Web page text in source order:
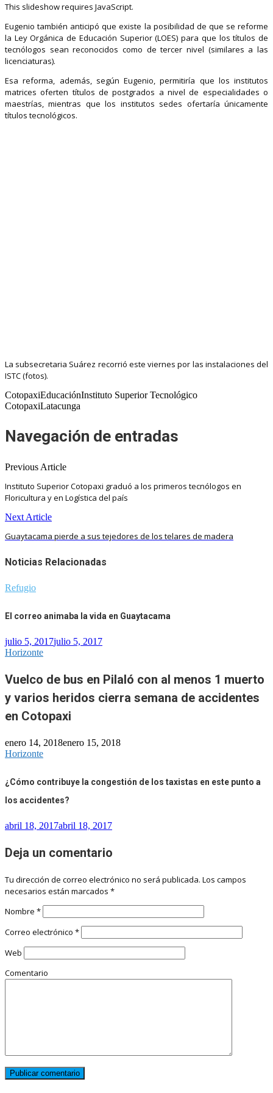
This slideshow requires JavaScript.
Eugenio también anticipó que existe la posibilidad de que se reforme
la Ley Orgánica de Educación Superior (LOES) para que los títulos de
tecnólogos sean reconocidos como de tercer nivel (similares a las
licenciaturas).
Esa reforma, además, según Eugenio, permitiría que los institutos
matrices oferten títulos de postgrados a nivel de especialidades o
maestrías, mientras que los institutos sedes ofertaría únicamente
títulos tecnológicos.
La subsecretaria Suárez recorrió este viernes por las instalaciones del
ISTC (fotos).
CotopaxiEducaciónInstituto Superior Tecnológico
CotopaxiLatacunga
Navegación de entradas
Previous Article
Instituto Superior Cotopaxi graduó a los primeros tecnólogos en
Floricultura y en Logística del país
Next Article
Guaytacama pierde a sus tejedores de los telares de madera
Noticias Relacionadas
Refugio
El correo animaba la vida en Guaytacama
julio 5, 2017julio 5, 2017
Horizonte
Vuelco de bus en Pilaló con al menos 1 muerto
y varios heridos cierra semana de accidentes
en Cotopaxi
enero 14, 2018enero 15, 2018
Horizonte
¿Cómo contribuye la congestión de los taxistas en este punto a
los accidentes?
abril 18, 2017abril 18, 2017
Deja un comentario
Tu dirección de correo electrónico no será publicada. Los campos
necesarios están marcados *
Nombre *
Correo electrónico *
Web
Comentario